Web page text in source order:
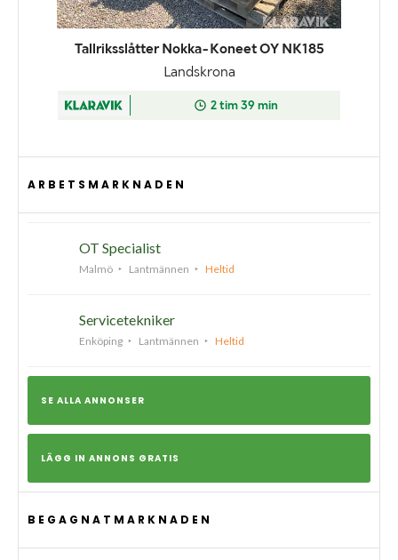
ARBETSMARKNADEN
OT Specialist
Malmö Lantmännen Heltid
Servicetekniker
Enköping Lantmännen Heltid
SE ALLA ANNONSER
LÄGG IN ANNONS GRATIS
BEGAGNATMARKNADEN